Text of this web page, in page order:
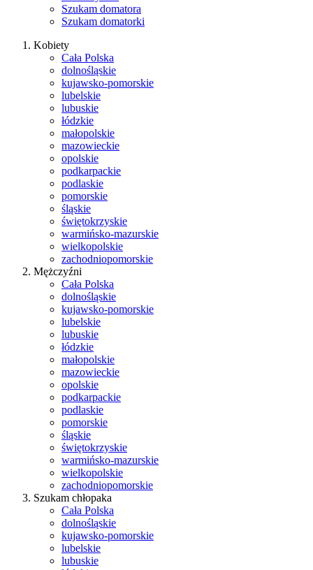
Szukam domatora
Szukam domatorki
Kobiety
Cała Polska
dolnośląskie
kujawsko-pomorskie
lubelskie
lubuskie
łódzkie
małopolskie
mazowieckie
opolskie
podkarpackie
podlaskie
pomorskie
śląskie
świętokrzyskie
warmińsko-mazurskie
wielkopolskie
zachodniopomorskie
Mężczyźni
Cała Polska
dolnośląskie
kujawsko-pomorskie
lubelskie
lubuskie
łódzkie
małopolskie
mazowieckie
opolskie
podkarpackie
podlaskie
pomorskie
śląskie
świętokrzyskie
warmińsko-mazurskie
wielkopolskie
zachodniopomorskie
Szukam chłopaka
Cała Polska
dolnośląskie
kujawsko-pomorskie
lubelskie
lubuskie